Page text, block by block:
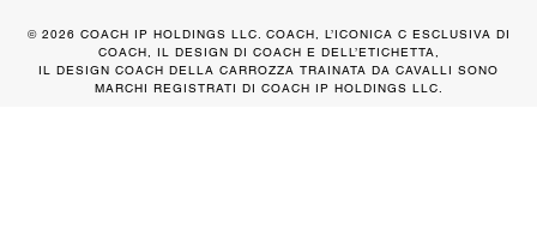
© 2026 COACH IP HOLDINGS LLC. COACH, L’ICONICA C ESCLUSIVA DI
COACH, IL DESIGN DI COACH E DELL’ETICHETTA,
IL DESIGN COACH DELLA CARROZZA TRAINATA DA CAVALLI SONO
MARCHI REGISTRATI DI COACH IP HOLDINGS LLC.